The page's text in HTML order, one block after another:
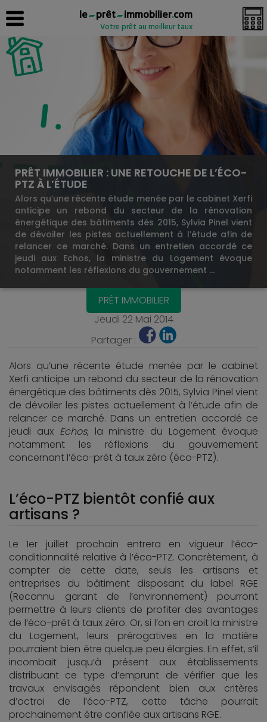
le prêt immobilier.com
Votre prêt au meilleur taux
PRÊT IMMOBILIER : UNE RETOUCHE DE L’ÉCO-
PTZ À L’ÉTUDE
Alors qu’une récente étude menée par le cabinet Xerfi
anticipe un rebond du secteur de la rénovation
énergétique des bâtiments dès 2015, Sylvia Pinel vient
de dévoiler les pistes actuellement à l’étude afin de
relancer ce marché. Dans un entretien accordé ce
jeudi aux Echos, la ministre du Logement évoque
notamment les réflexions du gouvernement …
PRÊT IMMOBILIER
Jeudi 22 Mai 2014
Partager :
Alors qu’une récente étude menée par le cabinet
Xerfi anticipe un rebond du secteur de la rénovation
énergétique des bâtiments dès 2015, Sylvia Pinel vient
de dévoiler les pistes actuellement à l’étude afin de
relancer ce marché. Dans un entretien accordé ce
jeudi aux Echos, la ministre du Logement évoque
notamment les réflexions du gouvernement
concernant l’éco-prêt à taux zéro (éco-PTZ).
L’éco-PTZ bientôt confié aux
artisans ?
Le 1er juillet prochain entrera en vigueur l’éco-
conditionnalité relative à l’éco-PTZ. Concrètement, à
compter de cette date, seuls les artisans et
entreprises du bâtiment disposant du label RGE
(Reconnu garant de l’environnement) pourront
permettre à leurs clients de profiter des avantages
de l’éco-prêt à taux zéro. Or, si l’on en croit la ministre
du Logement, leurs prérogatives en la matière
pourraient bien être quelque peu élargies. En effet, s’il
incombait jusqu’à présent aux établissements
distribuant ce type d’emprunt de vérifier que les
travaux envisagés répondent bien aux critères
d’octroi de l’éco-PTZ, cette tâche pourrait
prochainement être confiée aux artisans RGE.